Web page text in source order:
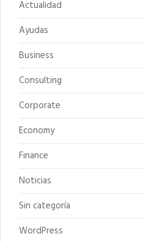
Actualidad
Ayudas
Business
Consulting
Corporate
Economy
Finance
Noticias
Sin categoría
WordPress